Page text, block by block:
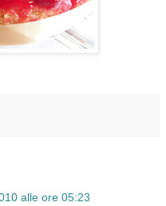
alle ore 05:23